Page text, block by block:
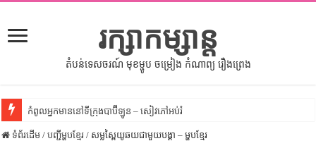
រក្សាកម្សាន្ត
តំបន់ទេសចរណ៍ មុខម្ហូប ចម្រៀង កំណាព្យ រឿងព្រេង
កំពូលអ្នកមាននៅទីក្រុងបាប៊ីឡូន – សៀវភៅអប់រំ
សីលធម៌នៅក្នុងសង្គមខ្មែរ – សៀវភៅចំណេះដឹងទូទៅ
ទំព័រដើម / បញ្ជីម្ហូបខ្មែរ / សម្លស្ពៃយូឆយជាមួយបង្គា – ម្ហូបខ្មែរ